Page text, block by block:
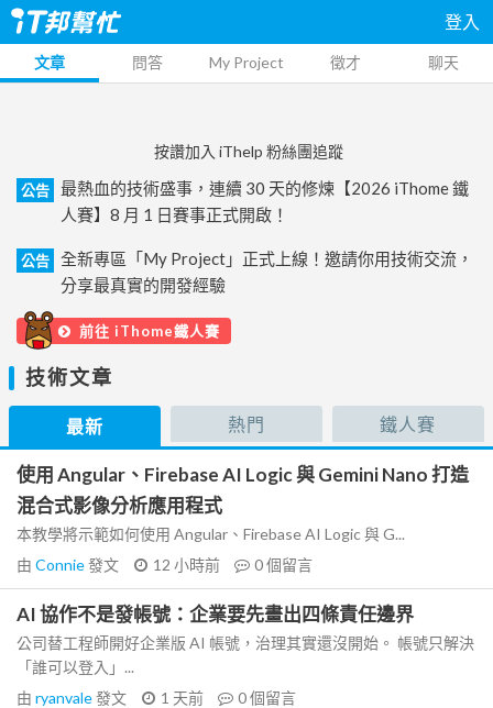
登入
文章 問答 My Project 徵才 聊天
按讚加入 iThelp 粉絲團追蹤
公告
最熱血的技術盛事，連續 30 天的修煉【2026 iThome 鐵
人賽】8 月 1 日賽事正式開啟！
公告
全新專區「My Project」正式上線！邀請你用技術交流，
分享最真實的開發經驗
前往 iThome鐵人賽
技術文章
最新 熱門 鐵人賽
使用 Angular、Firebase AI Logic 與 Gemini Nano 打造
混合式影像分析應用程式
本教學將示範如何使用 Angular、Firebase AI Logic 與 G...
由 Connie發文 12 小時前 0個留言
AI 協作不是發帳號：企業要先畫出四條責任邊界
公司替工程師開好企業版 AI 帳號，治理其實還沒開始。 帳號只解決
「誰可以登入」...
由 ryanvale發文 1 天前 0個留言